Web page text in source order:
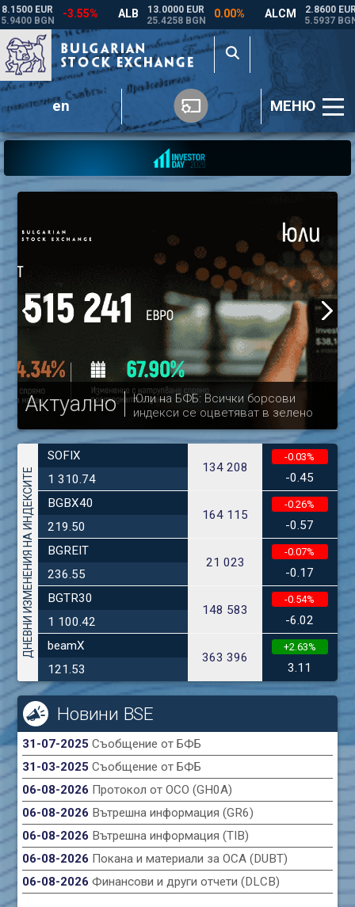
en МЕНЮ
Актуално
Юли на БФБ: Всички борсови
индекси се оцветяват в зелено
ДНЕВНИ ИЗМЕНЕНИЯ НА ИНДЕКСИТЕ
SOFIX
1 310.74
134 208
-0.03%
-0.45
BGBX40
219.50
164 115
-0.26%
-0.57
BGREIT
236.55
21 023
-0.07%
-0.17
BGTR30
1 100.42
148 583
-0.54%
-6.02
beamX
121.53
363 396
+2.63%
3.11
Новини BSE
31-07-2025Съобщение от БФБ
31-03-2025Съобщение от БФБ
06-08-2026 Протокол от ОСО (GH0A)
06-08-2026 Вътрешна информация (GR6)
06-08-2026 Вътрешна информация (TIB)
06-08-2026 Покана и материали за ОСА (DUBT)
06-08-2026Финансови и други отчети (DLCB)